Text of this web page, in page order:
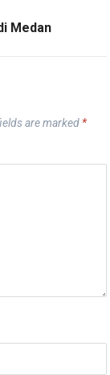
Medan
are marked *